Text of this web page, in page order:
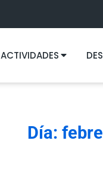
ACTIVIDADES
Día: